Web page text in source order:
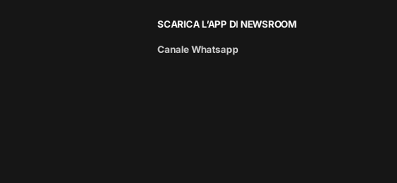
SCARICA L’APP DI NEWSROOM
Canale Whatsapp